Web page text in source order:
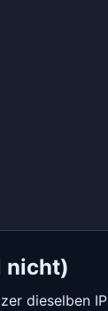
nicht)
dieselben